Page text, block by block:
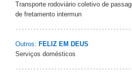
Transporte rodoviário coletivo de
de fretamento intermun
Outros: FELIZ EM DEUS
Serviços domésticos